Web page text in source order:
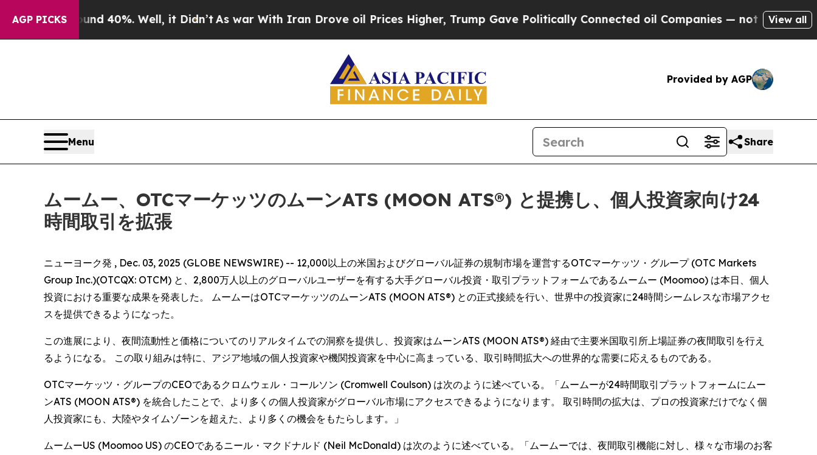
AGP PICKS
Around 40%. Well, it Didn’tAs war With Iran Drove oil Prices Higher, Trump Gave Politically Connected oil Companies — not Taxpayers — the
View all
Provided by AGP
Menu Share
ムームー、OTCマーケッツのムーンATS (MOON ATS®) と提携し、個人投資家向け24
時間取引を拡張
ニューヨーク発 , Dec. 03, 2025 (GLOBE NEWSWIRE) -- 12,000以上の米国およびグローバル証券の規制市場を運営するOTCマーケッツ・グループ (OTC Markets
Group Inc.)(OTCQX: OTCM) と、2,800万人以上のグローバルユーザーを有する大手グローバル投資・取引プラットフォームであるムームー (Moomoo) は本日、個人
投資における重要な成果を発表した。 ムームーはOTCマーケッツのムーンATS (MOON ATS®) との正式接続を行い、世界中の投資家に24時間シームレスな市場アクセ
スを提供できるようになった。
この進展により、夜間流動性と価格についてのリアルタイムでの洞察を提供し、投資家はムーンATS (MOON ATS®) 経由で主要米国取引所上場証券の夜間取引を行え
るようになる。 この取り組みは特に、アジア地域の個人投資家や機関投資家を中心に高まっている、取引時間拡大への世界的な需要に応えるものである。
OTCマーケッツ・グループのCEOであるクロムウェル・コールソン (Cromwell Coulson) は次のように述べている。「ムームーが24時間取引プラットフォームにムー
ンATS (MOON ATS®) を統合したことで、より多くの個人投資家がグローバル市場にアクセスできるようになります。 取引時間の拡大は、プロの投資家だけでなく個
人投資家にも、大陸やタイムゾーンを超えた、より多くの機会をもたらします。」
ムームーUS (Moomoo US) のCEOであるニール・マクドナルド (Neil McDonald) は次のように述べている。「ムームーでは、夜間取引機能に対し、様々な市場のお客